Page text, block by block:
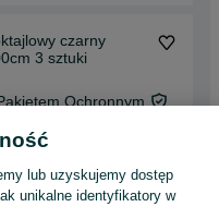
czarny
3 sztuki
Ochronnym
lub uzyskujemy dostęp
unikalne identyfikatory w